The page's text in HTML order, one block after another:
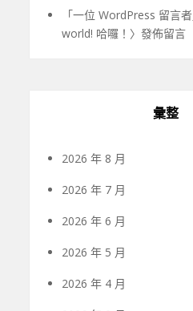
「一位 WordPress 留言者
world! 哈囉！ 〉發佈留言
彙整
2026 年 8 月
2026 年 7 月
2026 年 6 月
2026 年 5 月
2026 年 4 月